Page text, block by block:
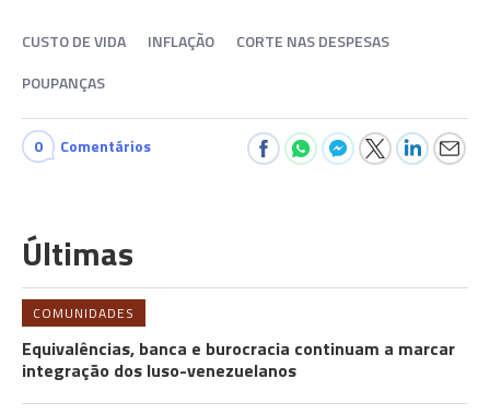
CUSTO DE VIDA INFLAÇÃO
CORTE NAS DESPESAS
POUPANÇAS
0 Comentários
Últimas
COMUNIDADES
Equivalências, banca e burocracia continuam a marcar
integração dos luso-venezuelanos